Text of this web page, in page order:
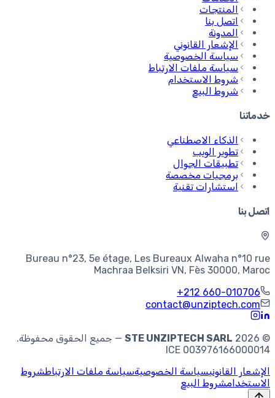
المنتجات
اتصل بنا
المدونة
الإشعار القانوني
سياسة الخصوصية
سياسة ملفات الارتباط
شروط الاستخدام
شروط البيع
خدماتنا
الذكاء الاصطناعي
تطوير الويب
تطبيقات الجوال
برمجيات مخصصة
استشارات تقنية
اتصل بنا
Bureau n°23, 5e étage, Les Bureaux Alwaha n°10 rue
Machraa Belksiri VN, Fès 30000, Maroc
+212 660-010706
contact@unziptech.com
©
2026
STE UNZIPTECH SARL
— جميع الحقوق محفوظة.
ICE 003976166000014
الإشعار القانونيسياسة الخصوصيةسياسة ملفات الارتباطشروط
الاستخدامشروط البيع